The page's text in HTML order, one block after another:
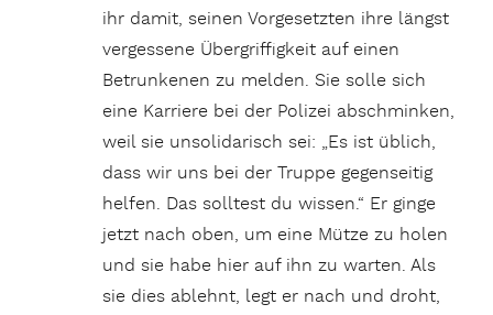
ihr damit, seinen Vorgesetzten ihre längst
vergessene Übergriffigkeit auf einen
Betrunkenen zu melden. Sie solle sich
eine Karriere bei der Polizei abschminken,
weil sie unsolidarisch sei: „Es ist üblich,
dass wir uns bei der Truppe gegenseitig
helfen. Das solltest du wissen.“ Er ginge
jetzt nach oben, um eine Mütze zu holen
und sie habe hier auf ihn zu warten. Als
sie dies ablehnt, legt er nach und droht,